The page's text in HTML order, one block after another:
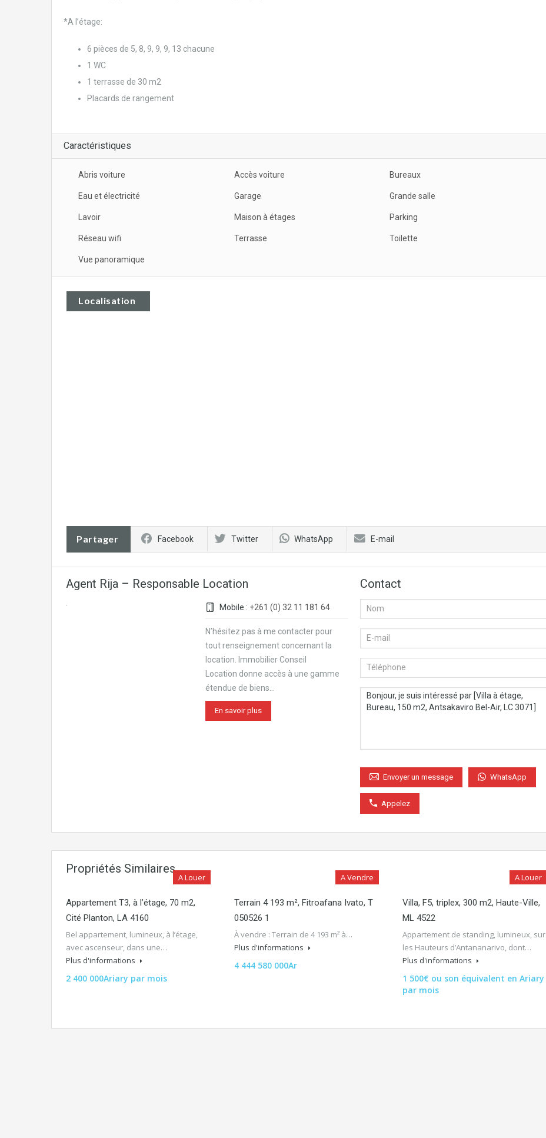
*A l’étage:
6 pièces de 5, 8, 9, 9, 9, 13 chacune
1 WC
1 terrasse de 30 m2
Placards de rangement
Caractéristiques
Abris voiture Accès voiture Bureaux
Eau et électricité Garage Grande salle
Lavoir Maison à étages Parking
Réseau wifi Terrasse Toilette
Vue panoramique
Localisation
Partager Facebook Twitter WhatsApp E-mail
Agent Rija – Responsable Location
Mobile : +261 (0) 32 11 181 64
N’hésitez pas à me contacter pour
tout renseignement concernant la
location. Immobilier Conseil
Location donne accès à une gamme
étendue de biens…
En savoir plus
Contact
Envoyer un message WhatsApp
Appelez
Propriétés Similaires
A Louer
Appartement T3, à l’étage, 70 m2,
Cité Planton, LA 4160
Bel appartement, lumineux, à l’étage,
avec ascenseur, dans une…
Plus d'informations
2 400 000Ariary par mois
A Vendre
Terrain 4 193 m², Fitroafana Ivato, T
050526 1
À vendre : Terrain de 4 193 m² à…
Plus d'informations
4 444 580 000Ar
A Louer
Villa, F5, triplex, 300 m2, Haute-Ville,
ML 4522
Appartement de standing, lumineux, sur
les Hauteurs d’Antananarivo, dont…
Plus d'informations
1 500€ ou son équivalent en Ariary
par mois